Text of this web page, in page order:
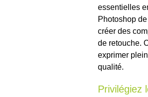
essentielles
Photoshop
créer des
de retouche.
exprimer
qualité.
Privilégiez